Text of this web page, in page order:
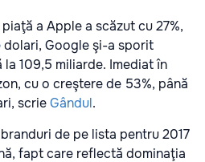
a Apple a scăzut cu 27%,
dolari, Google şi-a sporit
109,5 miliarde. Imediat în
cu o creştere de 53%, până
scrieGândul.
de pe lista pentru 2017
fapt care reflectă dominaţia